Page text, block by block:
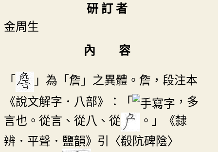
研 訂 者
金周生
內 容
「
」為「詹」之異體。詹，段注本
《說文解字．八部》：「
，多
言也。從言、從八、從
。」《隸
辨．平聲．鹽韻》引〈殽阬碑陰〉